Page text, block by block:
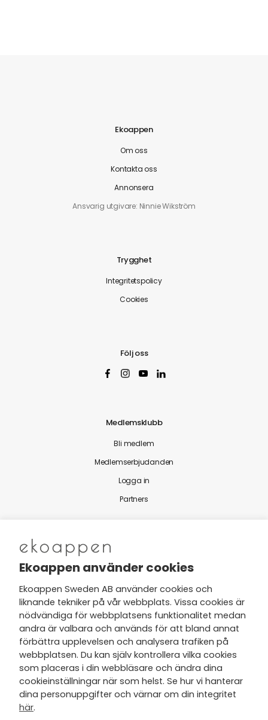
Ekoappen
Om oss
Kontakta oss
Annonsera
Ansvarig utgivare: Ninnie Wikström
Trygghet
Integritetspolicy
Cookies
Följ oss
Medlemsklubb
Bli medlem
Medlemserbjudanden
Logga in
Partners
Nytt från Ekoappen
Jag har tagit del av Ekoappens
personuppgifts- och
integritetspolicyoch tar gärna del
av nyheter, hälsotips och exklusiva
erbjudanden via min e-post.
Ekoappen använder cookies
Ekoappen Sweden AB använder cookies och
liknande tekniker på vår webbplats. Vissa cookies är
nödvändiga för webbplatsens funktionalitet medan
andra är valbara och används för att bland annat
förbättra upplevelsen och analysera trafiken på
webbplatsen. Du kan själv kontrollera vilka cookies
som placeras i din webbläsare och ändra dina
cookieinställningar när som helst. Se hur vi hanterar
dina personuppgifter och värnar om din integritet
här.